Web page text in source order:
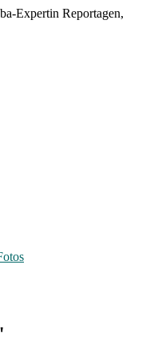
Expertin Reportagen,